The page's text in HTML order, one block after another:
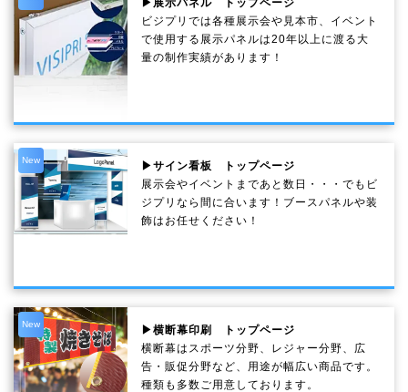
ビジプリでは各種展示会や見本市、イベント
で使用する展示パネルは20年以上に渡る大
量の制作実績があります！
New
▶サイン看板 トップページ
展示会やイベントまであと数日・・・でもビ
ジプリなら間に合います！ブースパネルや装
飾はお任せください！
New
▶横断幕印刷 トップページ
横断幕はスポーツ分野、レジャー分野、広
告・販促分野など、用途が幅広い商品です。
種類も多数ご用意しております。